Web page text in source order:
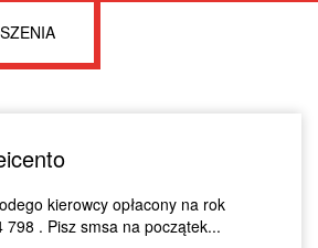
kierowcy opłacony na rok
798 . Pisz smsa na początek...